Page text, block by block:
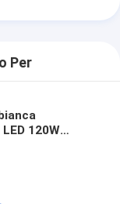
Per
120W